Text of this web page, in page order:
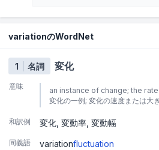
variationのWordNet
1 名詞 変化
意味
an instance of change; the
変化の一例; 変化の速度または大
和訳例 変化 変動率 変動幅
同義語 variationfluctuation